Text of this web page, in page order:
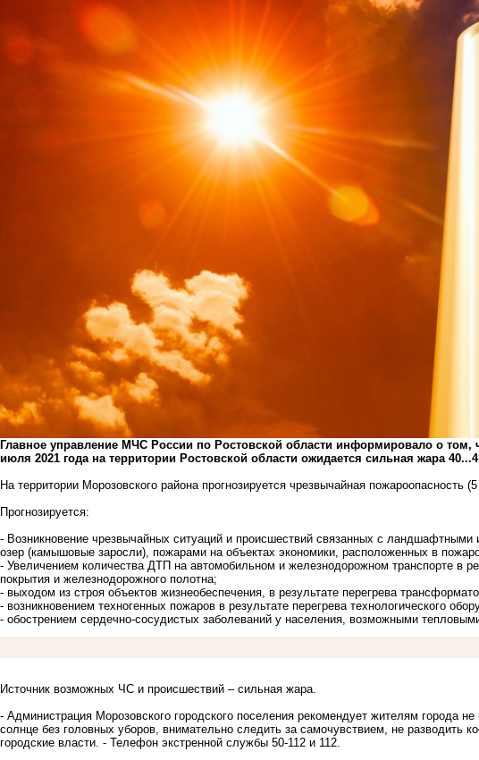
Главное управление МЧС России по Ростовской области информировало о том,
июля 2021 года на территории Ростовской области ожидается сильная жара
На территории Морозовского района прогнозируется чрезвычайная пожароопасность
Прогнозируется:
- Возникновение чрезвычайных ситуаций и происшествий связанных с
озер (камышовые заросли), пожарами на объектах экономики, расположенных в
- Увеличением количества ДТП на автомобильном и железнодорожном транспорте в
покрытия и железнодорожного полотна;
- выходом из строя объектов жизнеобеспечения, в результате перегрева
- возникновением техногенных пожаров в результате перегрева технологического
- обострением сердечно-сосудистых заболеваний у населения, возможными
Источник возможных ЧС и происшествий – сильная жара.
- Администрация Морозовского городского поселения рекомендует жителям города
солнце без головных уборов, внимательно следить за самочувствием, не разводить
городские власти. - Телефон экстренной службы 50-112 и 112.